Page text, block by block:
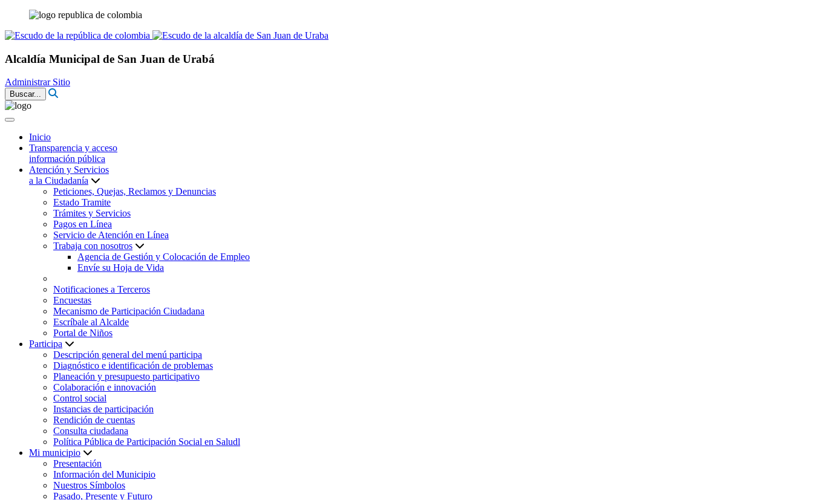
Alcaldía Municipal de San Juan de Urabá
Administrar Sitio
Buscar...
Inicio
Transparencia y acceso
información pública
Atención y Servicios
a la Ciudadanía
Peticiones, Quejas, Reclamos y Denuncias
Estado Tramite
Trámites y Servicios
Pagos en Línea
Servicio de Atención en Línea
Trabaja con nosotros
Agencia de Gestión y Colocación de Empleo
Envíe su Hoja de Vida
Notificaciones a Terceros
Encuestas
Mecanismo de Participación Ciudadana
Escríbale al Alcalde
Portal de Niños
Participa
Descripción general del menú participa
Diagnóstico e identificación de problemas
Planeación y presupuesto participativo
Colaboración e innovación
Control social
Instancias de participación
Rendición de cuentas
Consulta ciudadana
Política Pública de Participación Social en Saludl
Mi municipio
Presentación
Información del Municipio
Nuestros Símbolos
Pasado, Presente y Futuro